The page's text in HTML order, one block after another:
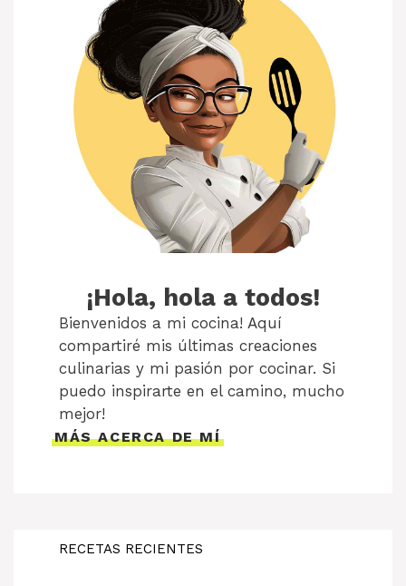
¡Hola, hola a todos!
Bienvenidos a mi cocina! Aquí
compartiré mis últimas creaciones
culinarias y mi pasión por cocinar. Si
puedo inspirarte en el camino, mucho
mejor!
MÁS ACERCA DE MÍ
RECETAS RECIENTES